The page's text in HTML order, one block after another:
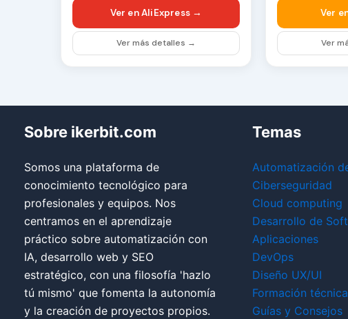
Ver en AliExpress →
Ver más detalles →
Ver
Ver
Sobre ikerbit.com
Somos una plataforma de
conocimiento tecnológico para
profesionales y equipos. Nos
centramos en el aprendizaje
práctico sobre automatización con
IA, desarrollo web y SEO
estratégico, con una filosofía 'hazlo
tú mismo' que fomenta la autonomía
y la creación de proyectos propios.
Temas
Automatización
Ciberseguridad
Cloud computing
Desarrollo de
Aplicaciones
DevOps
Diseño UX/UI
Formación técnica
Guías y Consejos